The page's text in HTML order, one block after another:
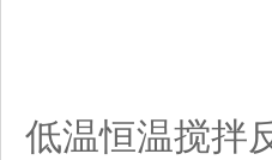
低温恒温搅拌